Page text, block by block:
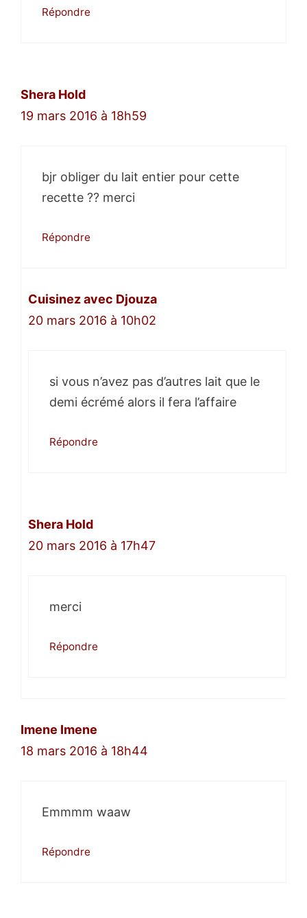
Répondre
Shera Hold
19 mars 2016 à 18h59
bjr obliger du lait entier pour cette
recette ?? merci
Répondre
Cuisinez avec Djouza
20 mars 2016 à 10h02
si vous n’avez pas d’autres lait que le
demi écrémé alors il fera l’affaire
Répondre
Shera Hold
20 mars 2016 à 17h47
merci
Répondre
Imene Imene
18 mars 2016 à 18h44
Emmmm waaw
Répondre